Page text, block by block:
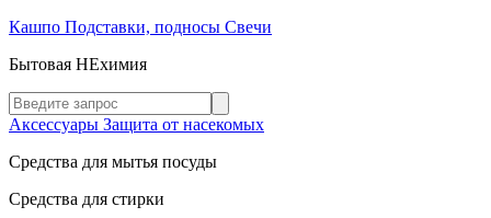
Кашпо Подставки, подносы Свечи
Бытовая НЕхимия
Аксессуары Защита от насекомых
Средства для мытья посуды
Средства для стирки